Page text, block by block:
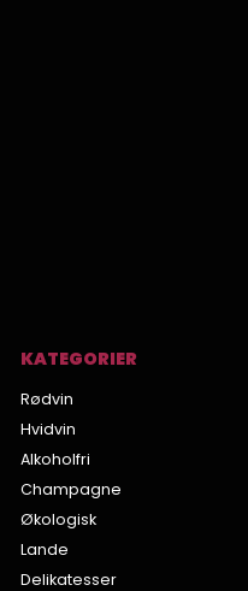
KATEGORIER
Rødvin
Hvidvin
Alkoholfri
Champagne
Økologisk
Lande
Delikatesser